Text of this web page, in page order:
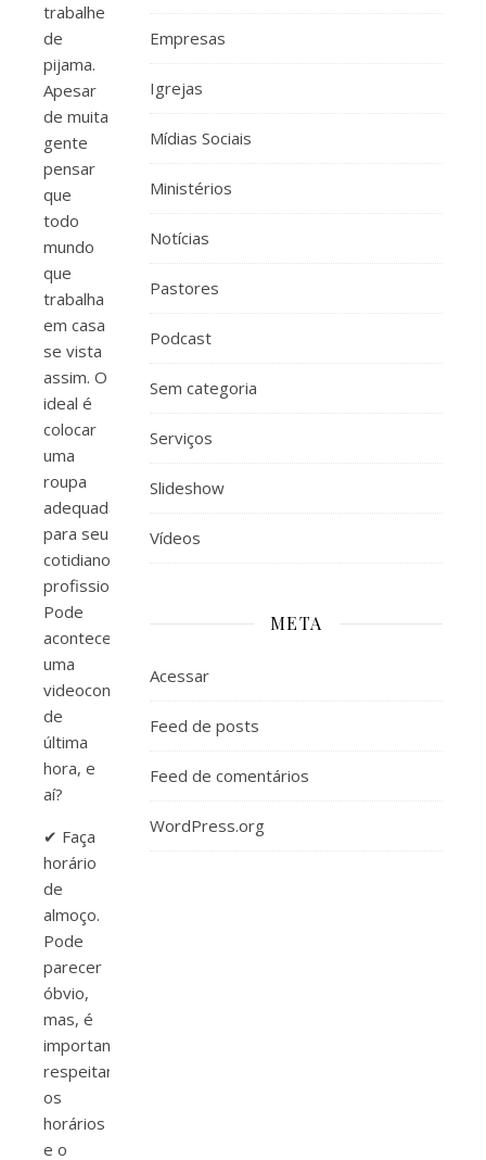
trabalhe
de
pijama.
Apesar
de muita
gente
pensar
que
todo
mundo
que
trabalha
em casa
se vista
assim. O
ideal é
colocar
uma
roupa
adequada
para seu
cotidiano
profissional.
Pode
acontecer
uma
videoconferência
de
última
hora, e
aí?
✔ Faça
horário
de
almoço.
Pode
parecer
óbvio,
mas, é
importante
respeitar
os
horários
e o
Empresas
Igrejas
Mídias Sociais
Ministérios
Notícias
Pastores
Podcast
Sem categoria
Serviços
Slideshow
Vídeos
META
Acessar
Feed de posts
Feed de comentários
WordPress.org